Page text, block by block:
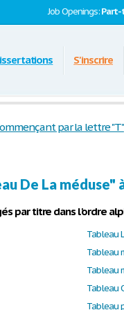
Job Openings:
S'inscrire
par la lettre "T"
De La
par titre dans l'ordre
Tableau
Tableau
Tableau
Tableau
Tableau